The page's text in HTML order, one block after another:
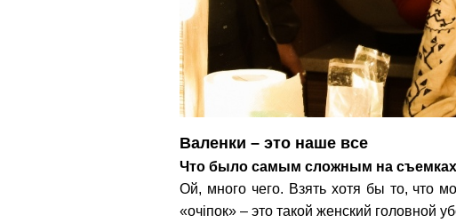
Валенки – это наше все
Что было самым сложным на
Ой, много чего. Взять хотя бы то, что
«очіпок» – это такой женский головной